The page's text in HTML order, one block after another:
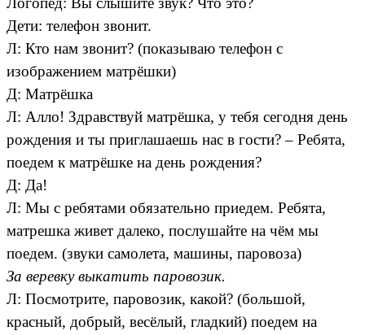
Дети: телефон звонит.
Л: Кто нам звонит? (показываю телефон с
изображением матрёшки)
Д: Матрёшка
Л: Алло! Здравствуй матрёшка, у тебя сегодня день
рождения и ты приглашаешь нас в гости? – Ребята,
поедем к матрёшке на день рождения?
Д: Да!
Л: Мы с ребятами обязательно приедем. Ребята,
матрешка живет далеко, послушайте на чём мы
поедем. (звуки самолета, машины, паровоза)
За веревку выкатить паровозик.
Л: Посмотрите, паровозик, какой? (большой,
красный, добрый, весёлый, гладкий) поедем на